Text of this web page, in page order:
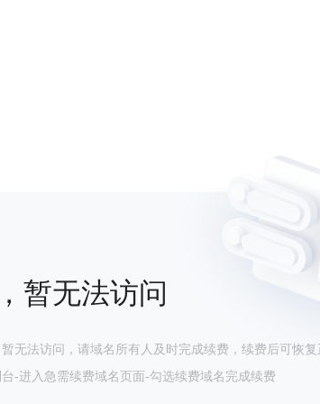
暂无法访问
无法访问，请域名所有人及时完成续费，续费后可恢复
-进入急需续费域名页面-勾选续费域名完成续费